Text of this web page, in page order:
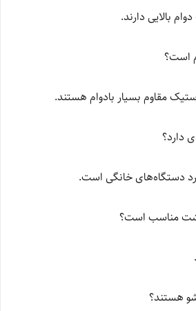
بالایی دارند.
است؟
مقاوم بسیار بادوام هستند.
دارد؟
دستگاه‌های خانگی است.
مناسب است؟
هستند؟